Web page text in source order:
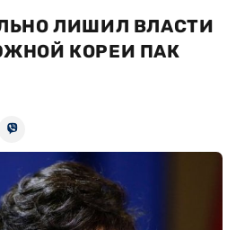
ЛИШИЛ ВЛАСТИ
КОРЕИ ПАК